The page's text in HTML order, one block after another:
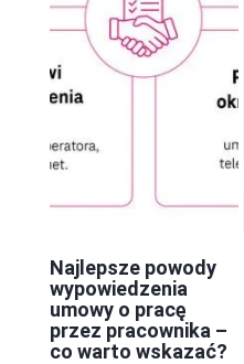
Najlepsze powody
wypowiedzenia
umowy o pracę
przez pracownika –
co warto wskazać?